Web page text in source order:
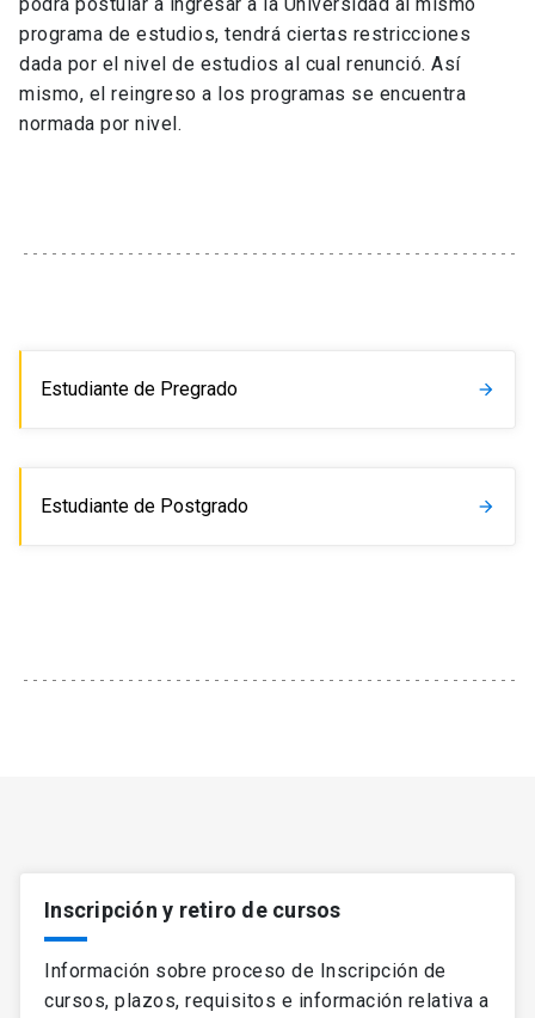
programa de estudios, tendrá ciertas restricciones
dada por el nivel de estudios al cual renunció. Así
mismo, el reingreso a los programas se encuentra
normada por nivel.
Estudiante de Pregrado arrow_forward
Estudiante de Postgrado arrow_forward
Inscripción y retiro de cursos
Información sobre proceso de Inscripción de
cursos, plazos, requisitos e información relativa a